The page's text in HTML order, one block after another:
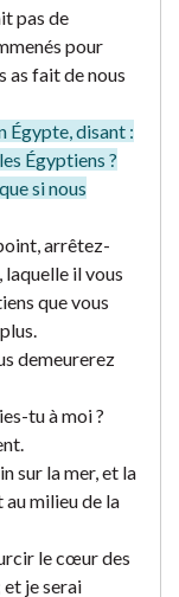
pas de
pour
as fait de nous
Égypte, disant :
Égyptiens ?
si nous
arrêtez-
laquelle il vous
que vous
demeurerez
tu à moi ?
sur la mer, et la
au milieu de la
le cœur des
et je serai